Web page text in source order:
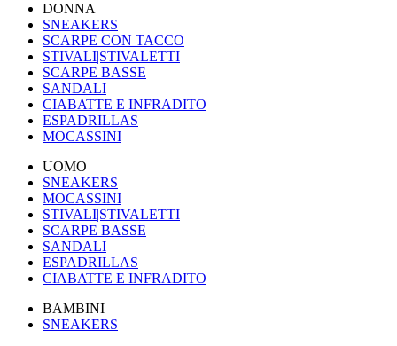
DONNA
SNEAKERS
SCARPE CON TACCO
STIVALI|STIVALETTI
SCARPE BASSE
SANDALI
CIABATTE E INFRADITO
ESPADRILLAS
MOCASSINI
UOMO
SNEAKERS
MOCASSINI
STIVALI|STIVALETTI
SCARPE BASSE
SANDALI
ESPADRILLAS
CIABATTE E INFRADITO
BAMBINI
SNEAKERS